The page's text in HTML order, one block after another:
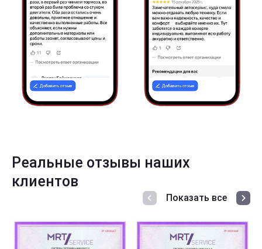
Реальные отзывы наших
клиентов
Показать все